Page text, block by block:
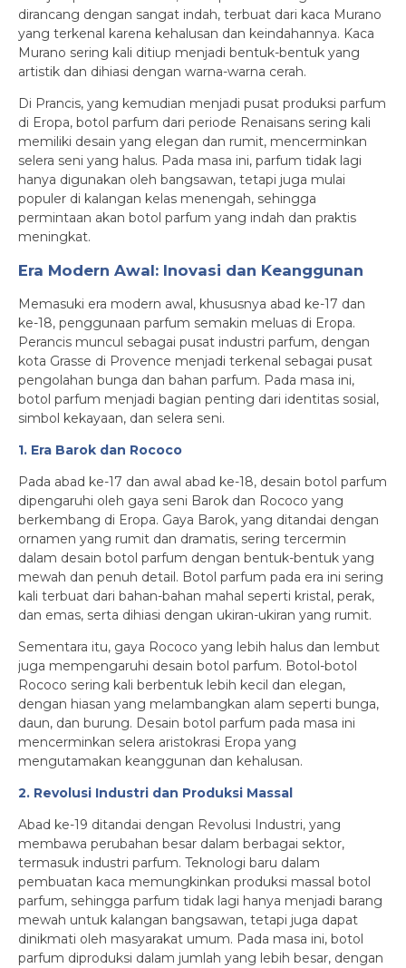
dirancang dengan sangat indah, terbuat dari kaca Murano
yang terkenal karena kehalusan dan keindahannya. Kaca
Murano sering kali ditiup menjadi bentuk-bentuk yang
artistik dan dihiasi dengan warna-warna cerah.
Di Prancis, yang kemudian menjadi pusat produksi parfum
di Eropa, botol parfum dari periode Renaisans sering kali
memiliki desain yang elegan dan rumit, mencerminkan
selera seni yang halus. Pada masa ini, parfum tidak lagi
hanya digunakan oleh bangsawan, tetapi juga mulai
populer di kalangan kelas menengah, sehingga
permintaan akan botol parfum yang indah dan praktis
meningkat.
Era Modern Awal: Inovasi dan Keanggunan
Memasuki era modern awal, khususnya abad ke-17 dan
ke-18, penggunaan parfum semakin meluas di Eropa.
Perancis muncul sebagai pusat industri parfum, dengan
kota Grasse di Provence menjadi terkenal sebagai pusat
pengolahan bunga dan bahan parfum. Pada masa ini,
botol parfum menjadi bagian penting dari identitas sosial,
simbol kekayaan, dan selera seni.
1. Era Barok dan Rococo
Pada abad ke-17 dan awal abad ke-18, desain botol parfum
dipengaruhi oleh gaya seni Barok dan Rococo yang
berkembang di Eropa. Gaya Barok, yang ditandai dengan
ornamen yang rumit dan dramatis, sering tercermin
dalam desain botol parfum dengan bentuk-bentuk yang
mewah dan penuh detail. Botol parfum pada era ini sering
kali terbuat dari bahan-bahan mahal seperti kristal, perak,
dan emas, serta dihiasi dengan ukiran-ukiran yang rumit.
Sementara itu, gaya Rococo yang lebih halus dan lembut
juga mempengaruhi desain botol parfum. Botol-botol
Rococo sering kali berbentuk lebih kecil dan elegan,
dengan hiasan yang melambangkan alam seperti bunga,
daun, dan burung. Desain botol parfum pada masa ini
mencerminkan selera aristokrasi Eropa yang
mengutamakan keanggunan dan kehalusan.
2. Revolusi Industri dan Produksi Massal
Abad ke-19 ditandai dengan Revolusi Industri, yang
membawa perubahan besar dalam berbagai sektor,
termasuk industri parfum. Teknologi baru dalam
pembuatan kaca memungkinkan produksi massal botol
parfum, sehingga parfum tidak lagi hanya menjadi barang
mewah untuk kalangan bangsawan, tetapi juga dapat
dinikmati oleh masyarakat umum. Pada masa ini, botol
parfum diproduksi dalam jumlah yang lebih besar, dengan